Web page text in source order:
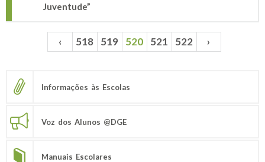
Juventude”
Páginas ‹ 518 519 520 521 522 ›
Informações às Escolas
Voz dos Alunos @DGE
Manuais Escolares